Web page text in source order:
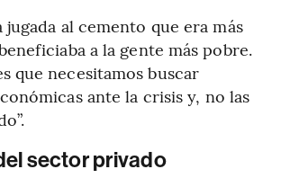
jugada al cemento que era más
a la gente más pobre.
que necesitamos buscar
ante la crisis y, no las
sector privado